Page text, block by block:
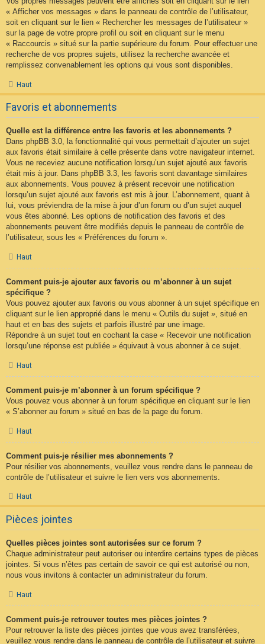
« Afficher vos messages » dans le panneau de contrôle de l’utilisateur,
soit en cliquant sur le lien « Rechercher les messages de l’utilisateur »
sur la page de votre propre profil ou soit en cliquant sur le menu
« Raccourcis » situé sur la partie supérieure du forum. Pour effectuer une
recherche de vos propres sujets, utilisez la recherche avancée et
remplissez convenablement les options qui vous sont disponibles.
Haut
Favoris et abonnements
Quelle est la différence entre les favoris et les abonnements ?
Dans phpBB 3.0, la fonctionnalité qui vous permettait d’ajouter un sujet
aux favoris était similaire à celle présente dans votre navigateur internet.
Vous ne receviez aucune notification lorsqu’un sujet ajouté aux favoris
était mis à jour. Dans phpBB 3.3, les favoris sont davantage similaires
aux abonnements. Vous pouvez à présent recevoir une notification
lorsqu’un sujet ajouté aux favoris est mis à jour. L’abonnement, quant à
lui, vous préviendra de la mise à jour d’un forum ou d’un sujet auquel
vous êtes abonné. Les options de notification des favoris et des
abonnements peuvent être modifiés depuis le panneau de contrôle de
l’utilisateur, sous les « Préférences du forum ».
Haut
Comment puis-je ajouter aux favoris ou m’abonner à un sujet
spécifique ?
Vous pouvez ajouter aux favoris ou vous abonner à un sujet spécifique en
cliquant sur le lien approprié dans le menu « Outils du sujet », situé en
haut et en bas des sujets et parfois illustré par une image.
Répondre à un sujet tout en cochant la case « Recevoir une notification
lorsqu’une réponse est publiée » équivaut à vous abonner à ce sujet.
Haut
Comment puis-je m’abonner à un forum spécifique ?
Vous pouvez vous abonner à un forum spécifique en cliquant sur le lien
« S’abonner au forum » situé en bas de la page du forum.
Haut
Comment puis-je résilier mes abonnements ?
Pour résilier vos abonnements, veuillez vous rendre dans le panneau de
contrôle de l’utilisateur et suivre le lien vers vos abonnements.
Haut
Pièces jointes
Quelles pièces jointes sont autorisées sur ce forum ?
Chaque administrateur peut autoriser ou interdire certains types de pièces
jointes. Si vous n’êtes pas certain de savoir ce qui est autorisé ou non,
nous vous invitons à contacter un administrateur du forum.
Haut
Comment puis-je retrouver toutes mes pièces jointes ?
Pour retrouver la liste des pièces jointes que vous avez transférées,
veuillez vous rendre dans le panneau de contrôle de l’utilisateur et suivre